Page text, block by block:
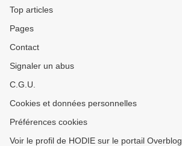
Top articles
Pages
Contact
Signaler un abus
C.G.U.
Cookies et données personnelles
Préférences cookies
Voir le profil de HODIE sur le portail Overblog